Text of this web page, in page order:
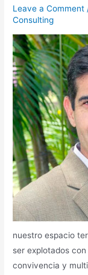
Leave a Comment
Consulting
nuestro espacio
ser explotados
convivencia y